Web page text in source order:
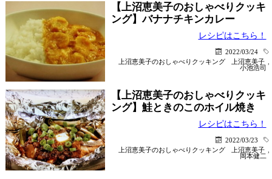
【上沼恵美子のおしゃべりクッキ
ング】バナナチキンカレー
レシピはこちら！
2022/03/24
上沼恵美子のおしゃべりクッキング
上沼恵美子
小池浩司
【上沼恵美子のおしゃべりクッキ
ング】鮭ときのこのホイル焼き
レシピはこちら！
2022/03/23
上沼恵美子のおしゃべりクッキング
上沼恵美子
岡本健二